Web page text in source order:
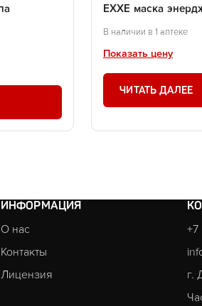
EXXE маска
В наличии в 1 аптеке
Показать цену
ЧИТАТЬ ДАЛЕЕ
ИНФОРМАЦИЯ
О нас
Контакты
Лицензия
+7
г.